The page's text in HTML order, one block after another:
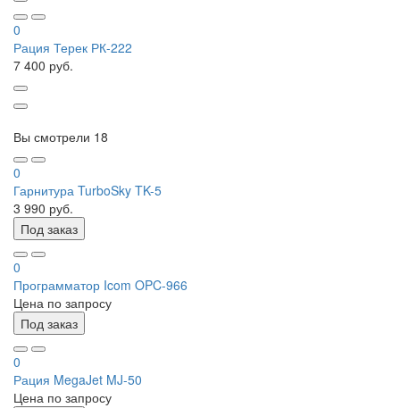
0
Рация Терек РК-222
7 400 руб.
Вы смотрели 18
0
Гарнитура TurboSky TK-5
3 990 руб.
Под заказ
0
Программатор Icom OPC-966
Цена по запросу
Под заказ
0
Рация MegaJet MJ-50
Цена по запросу